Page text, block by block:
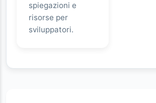
spiegazioni e
risorse per
sviluppatori.